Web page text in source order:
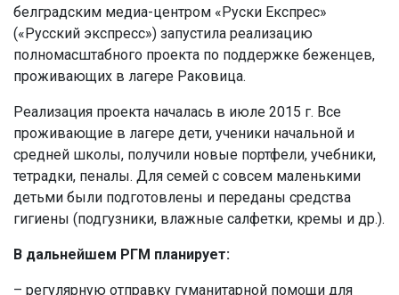
белградским медиа-центром «Руски Експрес»
(«Русский экспресс») запустила реализацию
полномасштабного проекта по поддержке беженцев,
проживающих в лагере Раковица.
Реализация проекта началась в июле 2015 г. Все
проживающие в лагере дети, ученики начальной и
средней школы, получили новые портфели, учебники,
тетрадки, пеналы. Для семей с совсем маленькими
детьми были подготовлены и переданы средства
гигиены (подгузники, влажные салфетки, кремы и др.).
В дальнейшем РГМ планирует:
– регулярную отправку гуманитарной помощи для